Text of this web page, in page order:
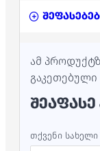
ამ
გაკეთებული
თქვენი სახელი